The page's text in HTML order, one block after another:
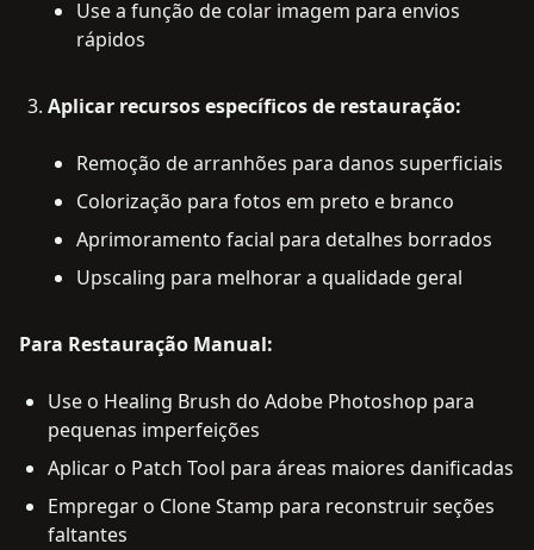
Use a função de colar imagem para envios
rápidos
Aplicar recursos específicos de restauração:
Remoção de arranhões para danos superficiais
Colorização para fotos em preto e branco
Aprimoramento facial para detalhes borrados
Upscaling para melhorar a qualidade geral
Para Restauração Manual:
Use o Healing Brush do Adobe Photoshop para
pequenas imperfeições
Aplicar o Patch Tool para áreas maiores danificadas
Empregar o Clone Stamp para reconstruir seções
faltantes